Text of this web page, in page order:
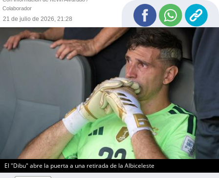
Colaborador
21 de julio de 2026, 21:28
El "Dibu" abre la puerta a una retirada de la Albiceleste